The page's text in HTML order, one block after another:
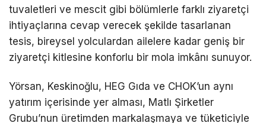
tuvaletleri ve mescit gibi bölümlerle farklı ziyaretçi
ihtiyaçlarına cevap verecek şekilde tasarlanan
tesis, bireysel yolculardan ailelere kadar geniş bir
ziyaretçi kitlesine konforlu bir mola imkânı sunuyor.
Yörsan, Keskinoğlu, HEG Gıda ve CHOK’un aynı
yatırım içerisinde yer alması, Matlı Şirketler
Grubu’nun üretimden markalaşmaya ve tüketiciyle